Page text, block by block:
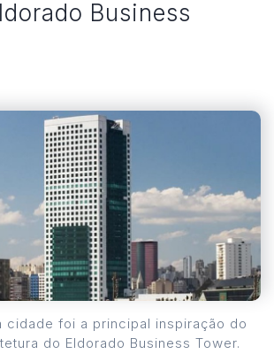
Business
cidade foi a principal inspiração do
do Eldorado Business Tower.